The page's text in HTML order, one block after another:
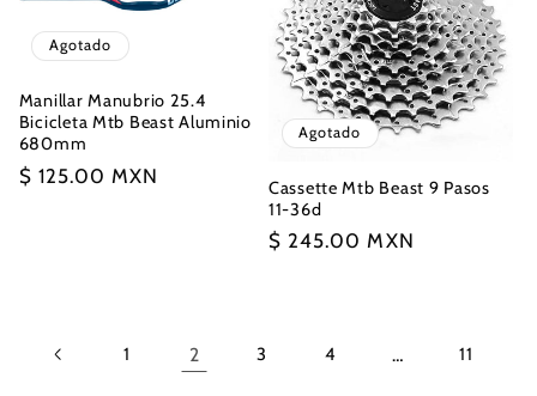
Agotado
Manillar Manubrio 25.4
Bicicleta Mtb Beast Aluminio
680mm
Precio
$ 125.00 MXN
Agotado
Cassette Mtb Beast 9 Pasos
11-36d
Precio
$ 245.00 MXN
1 2 3 4 … 11